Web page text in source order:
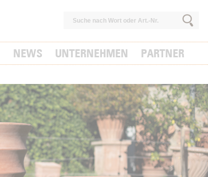
NEWS UNTERNEHMEN PARTNER